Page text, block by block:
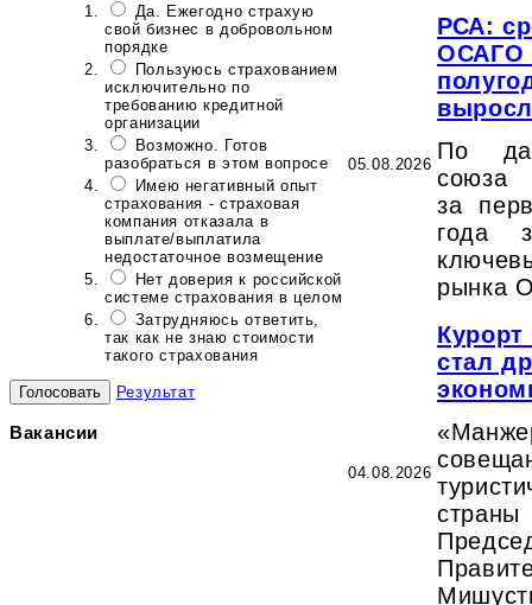
Да. Ежегодно страхую
свой бизнес в добровольном
порядке
Пользуюсь страхованием
исключительно по
требованию кредитной
организации
Возможно. Готов
разобраться в этом вопросе
Имею негативный опыт
страхования - страховая
компания отказала в
выплате/выплатила
недостаточное возмещение
Нет доверия к российской
системе страхования в целом
Затрудняюсь ответить,
так как не знаю стоимости
такого страхования
Результат
Вакансии
05.08.2026
РСА:
ОСАГО
По
союза
за
года
рынка
04.08.2026
стал